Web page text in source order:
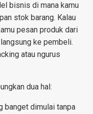
bisnis di mana kamu
stok barang. Kalau
pesan produk dari
ke pembeli.
atau ngurus
dua hal:
banget dimulai tanpa